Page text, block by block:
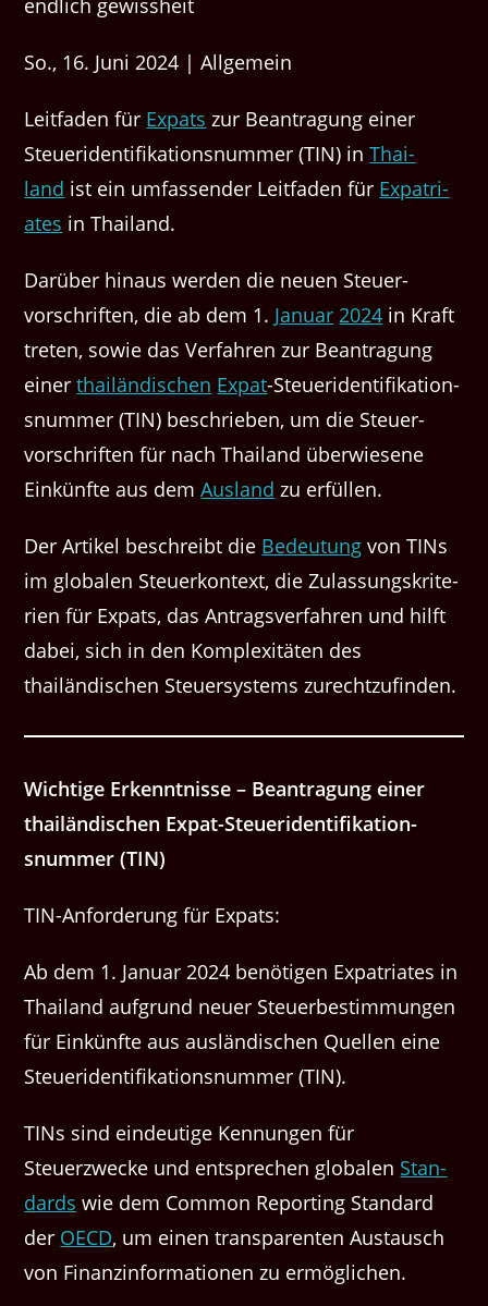
So., 16. Juni 2024 | Allgemein
Leit­faden für Expats zur Beantra­gung ein­er
Steueri­den­ti­fika­tion­snum­mer (TIN) inThai­
land ist ein umfassender Leit­faden für Expa­tri­
ates in Thailand.
Darüber hin­aus wer­den die neuen Steuer­
vorschriften, die ab dem 1. Jan­u­ar 2024 in Kraft
treten, sowie das Ver­fahren zur Beantra­gung
ein­erthailändis­chen Expat-Steueri­den­ti­fika­tion­
snum­mer (TIN) beschrieben, um die Steuer­
vorschriften für nach Thai­land über­wiesene
Einkün­fte aus demAus­land zu erfüllen.
Der Artikel beschreibt die Bedeu­tung von TINs
im glob­alen Steuerkon­text, die Zulas­sungskri­te­
rien für Expats, das Antragsver­fahren und hil­ft
dabei, sich in den Kom­plex­itäten des
thailändis­chen Steuer­sys­tems zurechtzufinden.
Wichtige Erken­nt­nisse – Beantra­gung ein­er
thailändis­chen Expat-Steueri­den­ti­fika­tion­
snum­mer (TIN)
TIN-Anforderung für Expats:
Ab dem 1. Jan­u­ar 2024 benöti­gen Expa­tri­ates in
Thai­land auf­grund neuer Steuerbes­tim­mungen
für Einkün­fte aus aus­ländis­chen Quellen eine
Steueri­den­ti­fika­tion­snum­mer (TIN).
TINs sind ein­deutige Ken­nun­gen für
Steuerzwecke und entsprechen glob­alen Stan­
dards wie dem Com­mon Report­ing Stan­dard
der OECD, um einen trans­par­enten Aus­tausch
von Finanz­in­for­ma­tio­nen zu ermöglichen.